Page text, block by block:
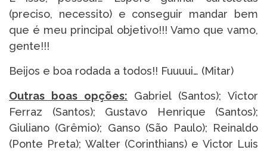
(preciso, necessito) e conseguir mandar bem
que é meu principal objetivo!!! Vamo que vamo,
gente!!!
Beijos e boa rodada a todos!! Fuuuui… (Mitar)
Outras boas opções:
Gabriel (Santos); Victor
Ferraz (Santos); Gustavo Henrique (Santos);
Giuliano (Grêmio); Ganso (São Paulo); Reinaldo
(Ponte Preta); Walter (Corinthians) e Victor Luis